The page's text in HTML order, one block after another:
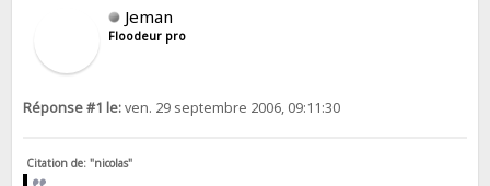
Jeman
Floodeur pro
Réponse #1 le:ven. 29 septembre 2006, 09:11:30
Citation de: "nicolas"